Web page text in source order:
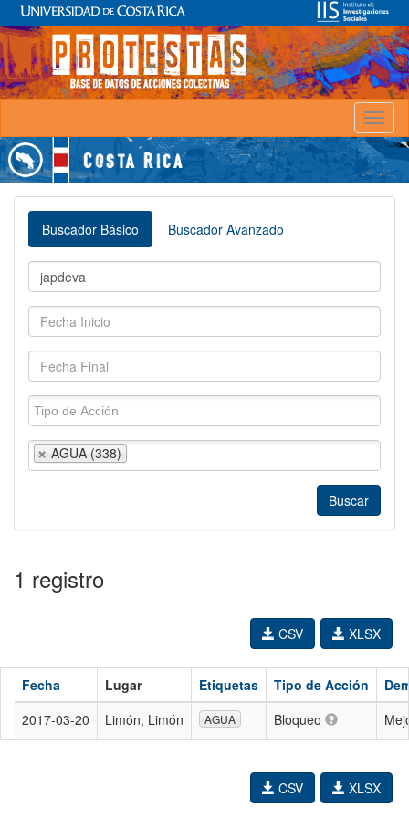
Buscador Básico Buscador Avanzado
AGUA (338)
1 registro
XLSX
CSV
Fecha Lugar Etiquetas Tipo de Acción
2017-03-20
Limón, Limón AGUA Bloqueo
XLSX
CSV